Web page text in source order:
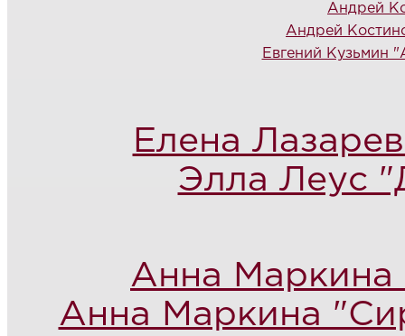
Андрей
Андрей
Евгений Кузьмин
Елена
Элла Леус
Анна Маркина
Анна Маркина